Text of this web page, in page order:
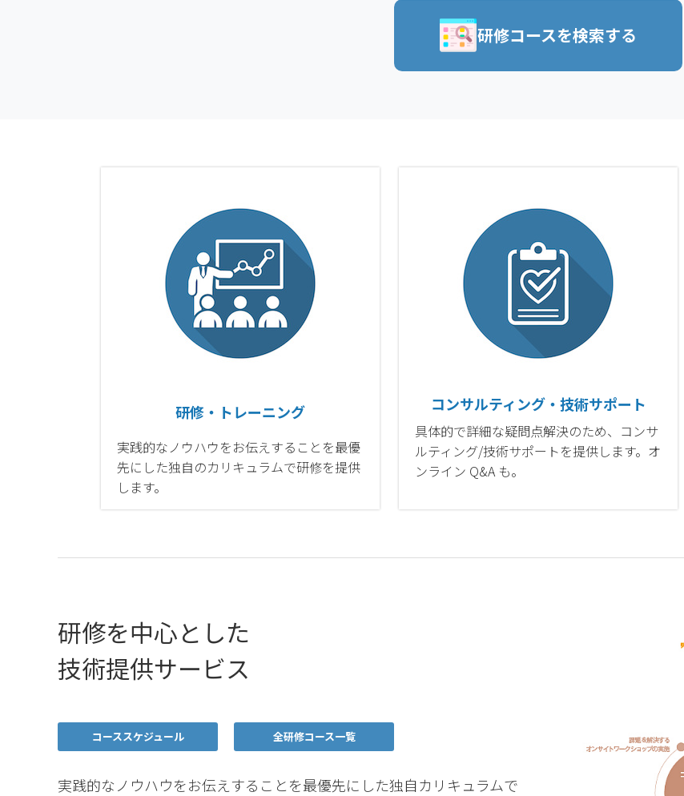
研修コースを検索する
研修・トレーニング
実践的なノウハウをお伝えすることを最優
先にした独自のカリキュラムで研修を提供
します。
コンサルティング・技術サポート
具体的で詳細な疑問点解決のため、コンサ
ルティング/技術サポートを提供します。オ
ンライン Q&A も。
研修を中心とした
技術提供サービス
コーススケジュール 全研修コース一覧
実践的なノウハウをお伝えすることを最優先にした独自カリキュラムで